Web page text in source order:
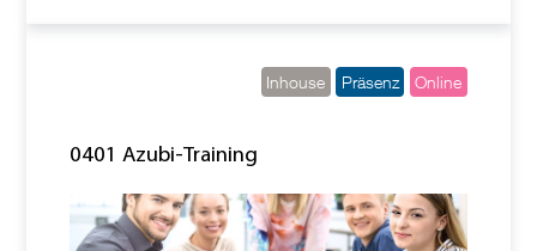
Inhouse Präsenz Online
0401 Azubi-Training